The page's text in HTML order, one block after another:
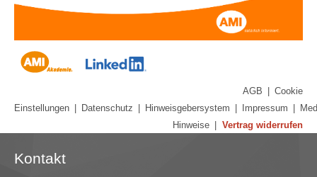
AGB
Cookie
Einstellungen
Datenschutz Hinweisgebersystem Impressum
Hinweise
Vertrag widerrufen
Kontakt